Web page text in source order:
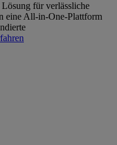
für verlässliche
eine All-in-One-Plattform